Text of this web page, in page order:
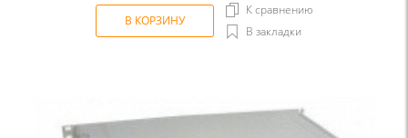
В КОРЗИНУ
К сравнению
В закладки